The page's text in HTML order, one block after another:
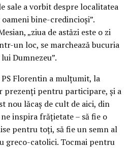
sale a vorbit despre localitatea
bine-credincioşi”.
„ziua de astăzi este o zi
un loc, se marchează bucuria
Dumnezeu”.
Florentin a mulţumit, la
prezenţi pentru participare, şi a
nou lăcaş de cult de aici, din
inspira frăţietate – să fie o
pentru toţi, să fie un semn al
greco-catolici. Tocmai pentru